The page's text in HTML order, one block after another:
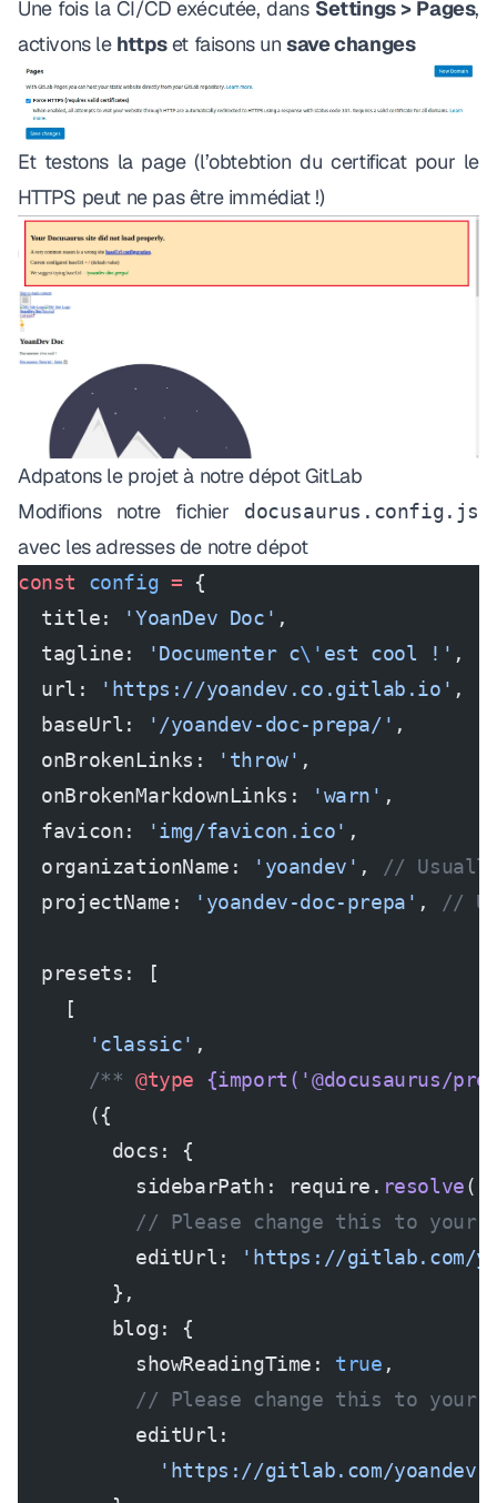
Une fois la CI/CD exécutée, dans Settings > Pages,
activons le httpset faisons unsave changes
Et testons la page (l’obtebtion du certificat pour le
HTTPS peut ne pas être immédiat !)
Adpatons le projet à notre dépot GitLab
Modifions notre fichier docusaurus.config.js
avec les adresses de notre dépot
const config = {
  title:
'YoanDev Doc' ,
  tagline:
'Documenter c\' est cool !' ,
  url:
'https://yoandev.co.gitlab.io' ,
  baseUrl:
'/yoandev-doc-prepa/' ,
  onBrokenLinks:
'throw' ,
  onBrokenMarkdownLinks:
'warn' ,
  favicon:
'img/favicon.ico' ,
  organizationName:
'yoandev' ,
//
  projectName:
'yoandev-doc-prepa' , //
  presets: [
    [
      'classic'
,
      /**
@type {import('@docusaurus/
      ({
        docs: {
          sidebarPath: require.
resolve(
// Please change this to your
          editUrl:
'https://gitlab.com/
        },
        blog: {
          showReadingTime:
true ,
// Please change this to your
          editUrl:
'https://gitlab.com/